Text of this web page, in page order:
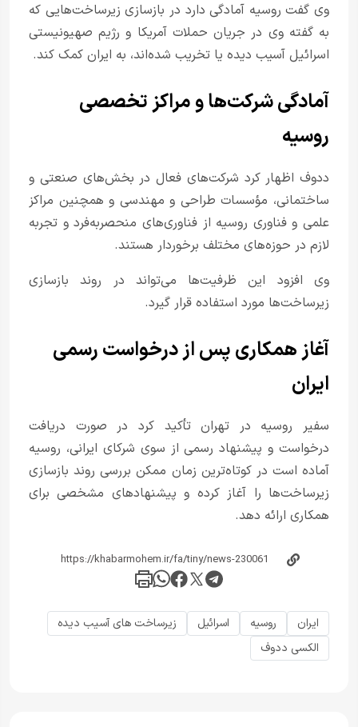
وی گفت روسیه آمادگی دارد در بازسازی زیرساخت‌هایی که
به گفته وی در جریان حملات آمریکا و رژیم صهیونیستی
اسرائیل آسیب دیده یا تخریب شده‌اند، به ایران کمک کند.
آمادگی شرکت‌ها و مراکز تخصصی
روسیه
ددوف اظهار کرد شرکت‌های فعال در بخش‌های صنعتی و
ساختمانی، مؤسسات طراحی و مهندسی و همچنین مراکز
علمی و فناوری روسیه از فناوری‌های منحصربه‌فرد و تجربه
لازم در حوزه‌های مختلف برخوردار هستند.
وی افزود این ظرفیت‌ها می‌تواند در روند بازسازی
زیرساخت‌ها مورد استفاده قرار گیرد.
آغاز همکاری پس از درخواست رسمی
ایران
سفیر روسیه در تهران تأکید کرد در صورت دریافت
درخواست و پیشنهاد رسمی از سوی شرکای ایرانی، روسیه
آماده است در کوتاه‌ترین زمان ممکن بررسی روند بازسازی
زیرساخت‌ها را آغاز کرده و پیشنهادهای مشخصی برای
همکاری ارائه دهد.
ایران روسیه اسرائیل
زیرساخت های آسیب دیده
الکسی ددوف